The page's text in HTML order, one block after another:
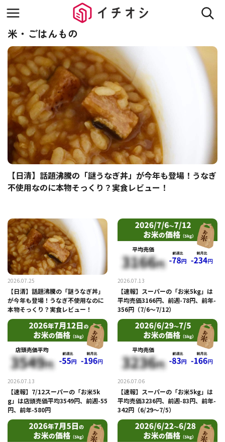
米・ごはんもの
【日清】話題沸騰の「謎うなぎ丼」が今年も登場！うなぎ
不使用なのに本物そっくり？実食レビュー！
2026.07.25
【日清】話題沸騰の「謎うなぎ丼」
が今年も登場！うなぎ不使用なのに
本物そっくり？実食レビュー！
2026.07.13
【速報】スーパーの「お米5kg」は
平均売価3166円、前週-78円、前年-
356円（7/6～7/12）
2026.07.13
【速報】7/12スーパーの「お米5k
g」は店頭売価平均3549円、前週-55
円、前年-580円
2026.07.06
【速報】スーパーの「お米5kg」は
平均売価3236円、前週-83円、前年-
342円（6/29～7/5）